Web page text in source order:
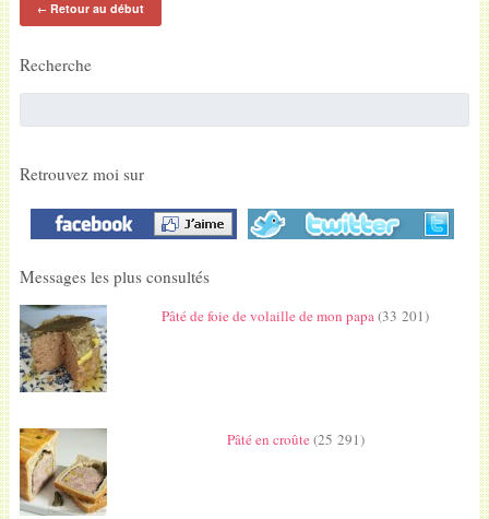
←Retour au début
Recherche
Retrouvez moi sur
Messages les plus consultés
Pâté de foie de volaille de mon papa(33 201)
Pâté en croûte(25 291)